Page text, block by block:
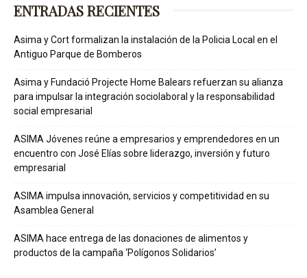
ENTRADAS RECIENTES
Asima y Cort formalizan la instalación de la Policia Local en el
Antiguo Parque de Bomberos
Asima y Fundació Projecte Home Balears refuerzan su alianza
para impulsar la integración sociolaboral y la responsabilidad
social empresarial
ASIMA Jóvenes reúne a empresarios y emprendedores en un
encuentro con José Elías sobre liderazgo, inversión y futuro
empresarial
ASIMA impulsa innovación, servicios y competitividad en su
Asamblea General
ASIMA hace entrega de las donaciones de alimentos y
productos de la campaña ‘Polígonos Solidarios’